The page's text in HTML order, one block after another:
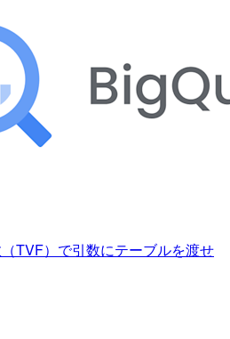
TVF）で引数にテーブルを渡せ